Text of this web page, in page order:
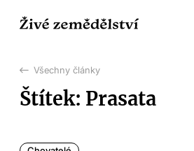
Všechny články
Štítek: Prasata